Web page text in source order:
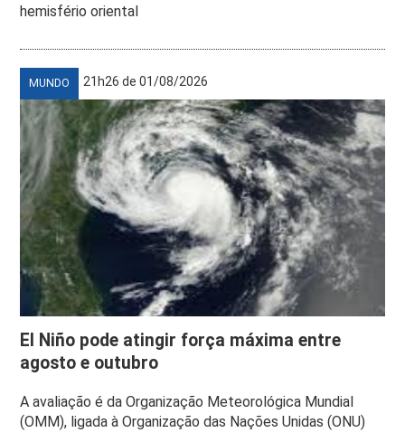
hemisfério oriental
MUNDO 21h26 de 01/08/2026
El Niño pode atingir força máxima entre
agosto e outubro
A avaliação é da Organização Meteorológica Mundial
(OMM), ligada à Organização das Nações Unidas (ONU)